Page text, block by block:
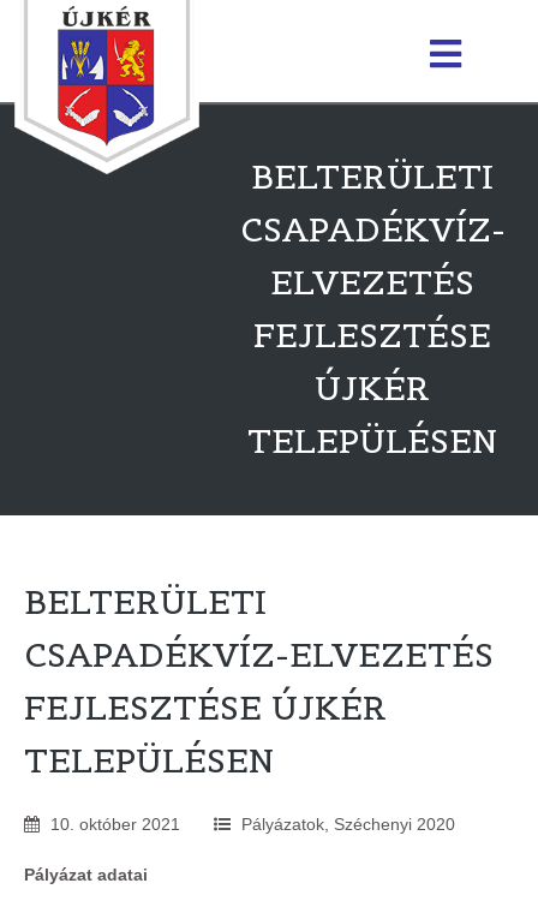
BELTERÜLETI
CSAPADÉKVÍZ-
ELVEZETÉS
FEJLESZTÉSE
ÚJKÉR
TELEPÜLÉSEN
BELTERÜLETI
CSAPADÉKVÍZ-ELVEZETÉS
FEJLESZTÉSE ÚJKÉR
TELEPÜLÉSEN
10 október 2021 Pályázatok Széchenyi 2020
Pályázat adatai